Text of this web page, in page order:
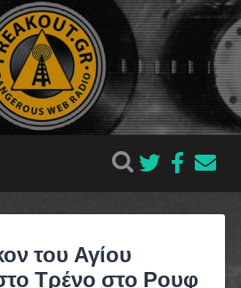
του Αγίου
Τρένο στο Ρουφ